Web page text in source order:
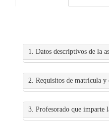
1. Datos descriptivos de la
2. Requisitos de matrícula
3. Profesorado que imparte